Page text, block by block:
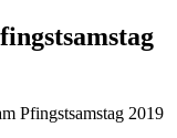
Pfingstsamstag 2019